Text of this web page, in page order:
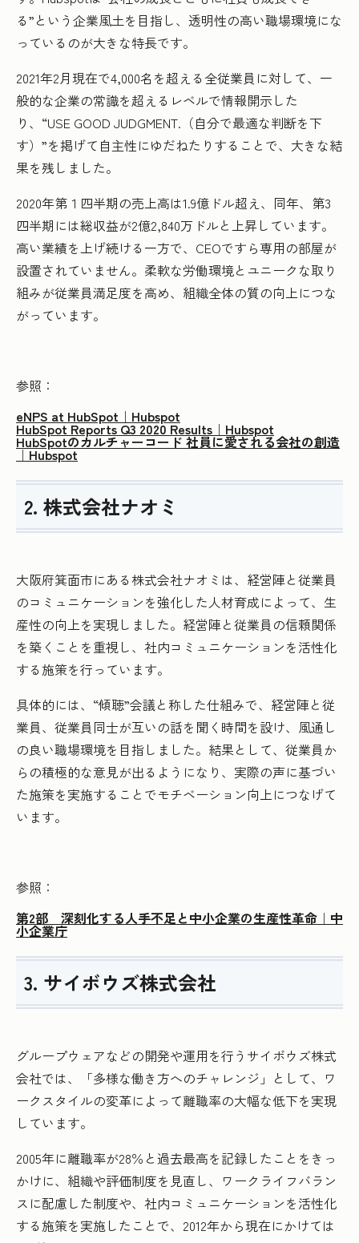
る”という企業風土を目指し、透明性の高い職場環境にな
っているのが大きな特長です。
2021年2月現在で4,000名を超える全従業員に対して、一
般的な企業の常識を超えるレベルで情報開示した
り、“USE GOOD JUDGMENT.（自分で最適な判断を下
す）”を掲げて自主性にゆだねたりすることで、大きな結
果を残しました。
2020年第１四半期の売上高は1.9億ドル超え、同年、第3
四半期には総収益が2億2,840万ドルと上昇しています。
高い業績を上げ続ける一方で、CEOですら専用の部屋が
設置されていません。柔軟な労働環境とユニークな取り
組みが従業員満足度を高め、組織全体の質の向上につな
がっています。
参照：
eNPS at HubSpot｜Hubspot
HubSpot Reports Q3 2020 Results｜Hubspot
HubSpotのカルチャーコード 社員に愛される会社の創造
｜Hubspot
2. 株式会社ナオミ
大阪府箕面市にある株式会社ナオミは、経営陣と従業員
のコミュニケーションを強化した人材育成によって、生
産性の向上を実現しました。経営陣と従業員の信頼関係
を築くことを重視し、社内コミュニケーションを活性化
する施策を行っています。
具体的には、“傾聴”会議と称した仕組みで、経営陣と従
業員、従業員同士が互いの話を聞く時間を設け、風通し
の良い職場環境を目指しました。結果として、従業員か
らの積極的な意見が出るようになり、実際の声に基づい
た施策を実施することでモチベーション向上につなげて
います。
参照：
第2部 深刻化する人手不足と中小企業の生産性革命｜中
小企業庁
3. サイボウズ株式会社
グループウェアなどの開発や運用を行うサイボウズ株式
会社では、「多様な働き方へのチャレンジ」として、ワ
ークスタイルの変革によって離職率の大幅な低下を実現
しています。
2005年に離職率が28％と過去最高を記録したことをきっ
かけに、組織や評価制度を見直し、ワークライフバラン
スに配慮した制度や、社内コミュニケーションを活性化
する施策を実施したことで、2012年から現在にかけては